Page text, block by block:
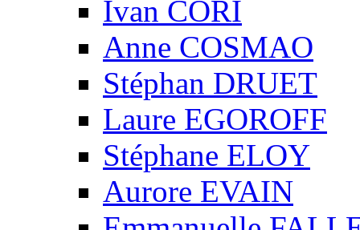
Ivan CORI
Anne COSMAO
Stéphan DRUET
Laure EGOROFF
Stéphane ELOY
Aurore EVAIN